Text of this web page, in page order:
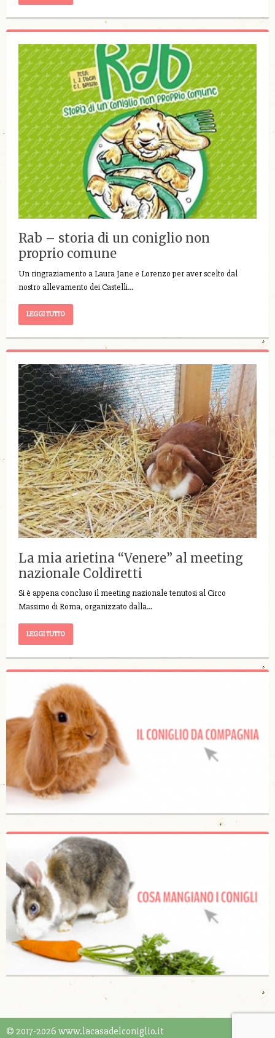
Rab – storia di un coniglio non
proprio comune
Un ringraziamento a Laura Jane e Lorenzo per aver scelto dal
nostro allevamento dei Castelli…
LEGGI TUTTO
La mia arietina “Venere” al meeting
nazionale Coldiretti
Si è appena concluso il meeting nazionale tenutosi al Circo
Massimo di Roma, organizzato dalla…
LEGGI TUTTO
© 2017-2026 www.lacasadelconiglio.it